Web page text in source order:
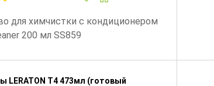
для химчистки с кондиционером
200 мл SS859
LERATON T4 473мл (готовый